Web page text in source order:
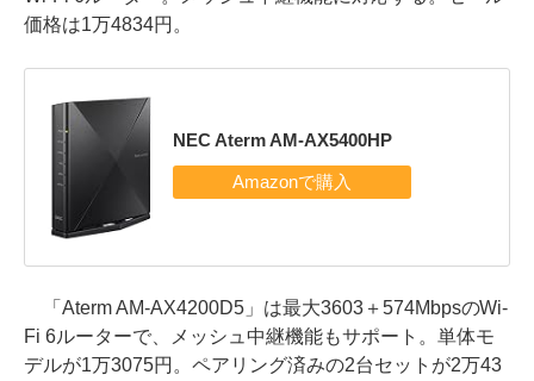
価格は1万4834円。
NEC Aterm AM-AX5400HP
「Aterm AM-AX4200D5」は最大3603＋574MbpsのWi-
Fi 6ルーターで、メッシュ中継機能もサポート。単体モ
デルが1万3075円。ペアリング済みの2台セットが2万43